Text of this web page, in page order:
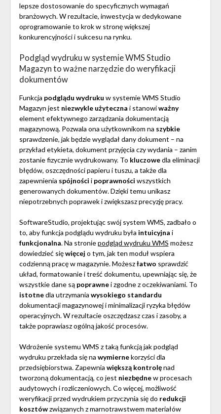
lepsze dostosowanie do specyficznych wymagań
branżowych. W rezultacie, inwestycja w dedykowane
oprogramowanie to krok w stronę większej
konkurencyjności i sukcesu na rynku.
Podgląd wydruku w systemie WMS Studio
Magazyn to ważne narzędzie do weryfikacji
dokumentów
Funkcja podglądu wydruku w systemie WMS Studio
Magazyn jest niezwykle użyteczna i stanowiważny
element efektywnego zarządzania dokumentacją
magazynową. Pozwala ona użytkownikom na szybkie
sprawdzenie, jak będzie wyglądał dany dokument – na
przykład etykieta, dokument przyjęcia czy wydania – zanim
zostanie fizycznie wydrukowany. To kluczowedla eliminacji
błędów, oszczędności papieru i tuszu, a także dla
zapewnienia spójności i poprawności wszystkich
generowanych dokumentów. Dzięki temu unikasz
niepotrzebnych poprawek i zwiększasz precyzję pracy.
SoftwareStudio, projektując swój system WMS, zadbało o
to, aby funkcja podglądu wydruku była intuicyjna i
funkcjonalna. Na stroniepodgląd wydruku WMS możesz
dowiedzieć sięwięcej o tym, jak ten moduł wspiera
codzienną pracę w magazynie. Możeszłatwo sprawdzić
układ, formatowanie i treść dokumentu, upewniając się, że
wszystkie dane są poprawnei zgodne z oczekiwaniami. To
istotnedla utrzymania wysokiego standardu
dokumentacji magazynowej i minimalizacji ryzyka błędów
operacyjnych. W rezultacie oszczędzasz czas i zasoby, a
także poprawiasz ogólną jakość procesów.
Wdrożenie systemu WMS z taką funkcją jak podgląd
wydruku przekłada się na wymiernekorzyści dla
przedsiębiorstwa. Zapewnia większą kontrolęnad
tworzoną dokumentacją, co jest niezbędnew procesach
audytowych i rozliczeniowych. Co więcej, możliwość
weryfikacji przed wydrukiem przyczynia się do redukcji
kosztówzwiązanych z marnotrawstwem materiałów